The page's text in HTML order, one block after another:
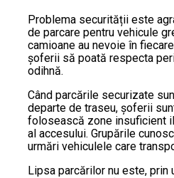
Problema securității este
de parcare pentru vehicule
camioane au nevoie în
șoferii să poată respecta
odihnă.
Când parcările securizate
departe de traseu, șoferii
folosească zone insuficient
al accesului. Grupările
urmări vehiculele care
Lipsa parcărilor nu este, prin